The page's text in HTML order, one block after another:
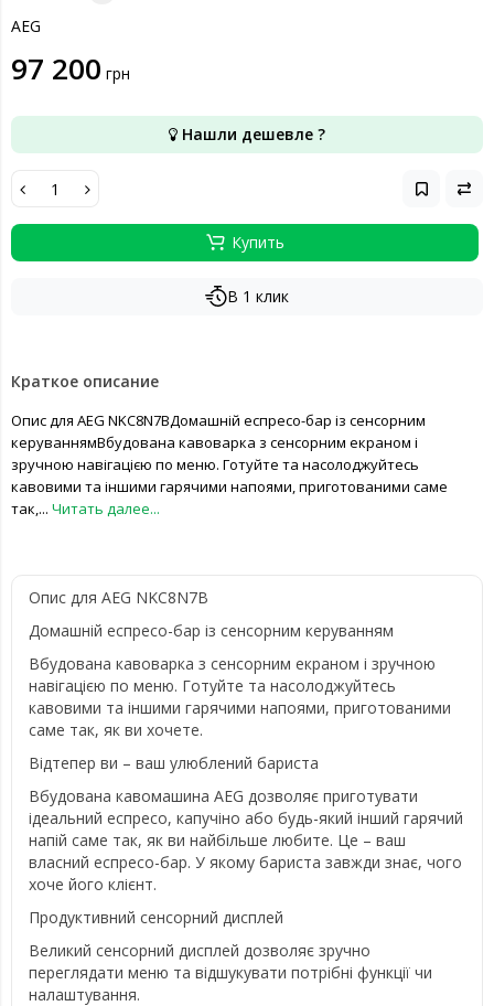
AEG
97 200 грн
Нашли дешевле ?
Купить
В 1 клик
Краткое описание
Опис для AEG NKC8N7BДомашній еспресо-бар із сенсорним
керуваннямВбудована кавоварка з сенсорним екраном і
зручною навігацією по меню. Готуйте та насолоджуйтесь
кавовими та іншими гарячими напоями, приготованими саме
так,... Читать далее...
Опис для AEG NKC8N7B
Домашній еспресо-бар із сенсорним керуванням
Вбудована кавоварка з сенсорним екраном і зручною
навігацією по меню. Готуйте та насолоджуйтесь
кавовими та іншими гарячими напоями, приготованими
саме так, як ви хочете.
Відтепер ви – ваш улюблений бариста
Вбудована кавомашина AEG дозволяє приготувати
ідеальний еспресо, капучіно або будь-який інший гарячий
напій саме так, як ви найбільше любите. Це – ваш
власний еспресо-бар. У якому бариста завжди знає, чого
хоче його клієнт.
Продуктивний сенсорний дисплей
Великий сенсорний дисплей дозволяє зручно
переглядати меню та відшукувати потрібні функції чи
налаштування.